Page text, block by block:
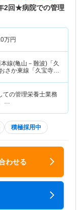
2回★病院での管理
万円
本線(亀山－難波)「久
さか東線「久宝寺
ての管理栄養士業務
…
積極採用中
わせる